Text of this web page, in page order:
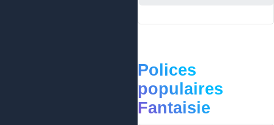
Polices
populaires
Fantaisie